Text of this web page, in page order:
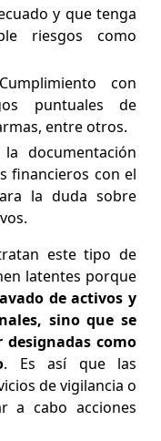
y que tenga
riesgos como
con
puntuales de
entre otros.
documentación
financieros con el
la duda sobre
este tipo de
latentes porque
de activos y
sino que se
como
. Es así que las
de vigilancia o
a cabo acciones